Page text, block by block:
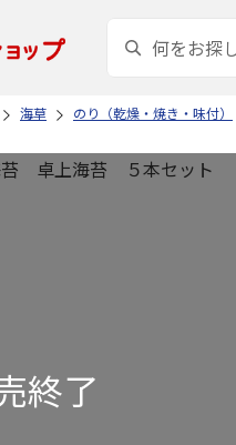
海草 のり（乾燥・焼き・味付）